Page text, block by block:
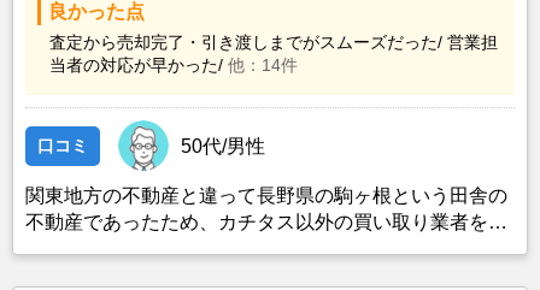
良かった点
査定から売却完了・引き渡しまでがスムーズだった/ 営業担
当者の対応が早かった/ 他：14件
口コミ 50代/男性
関東地方の不動産と違って長野県の駒ヶ根という田舎の
不動産であったため、カチタス以外の買い取り業者をみ